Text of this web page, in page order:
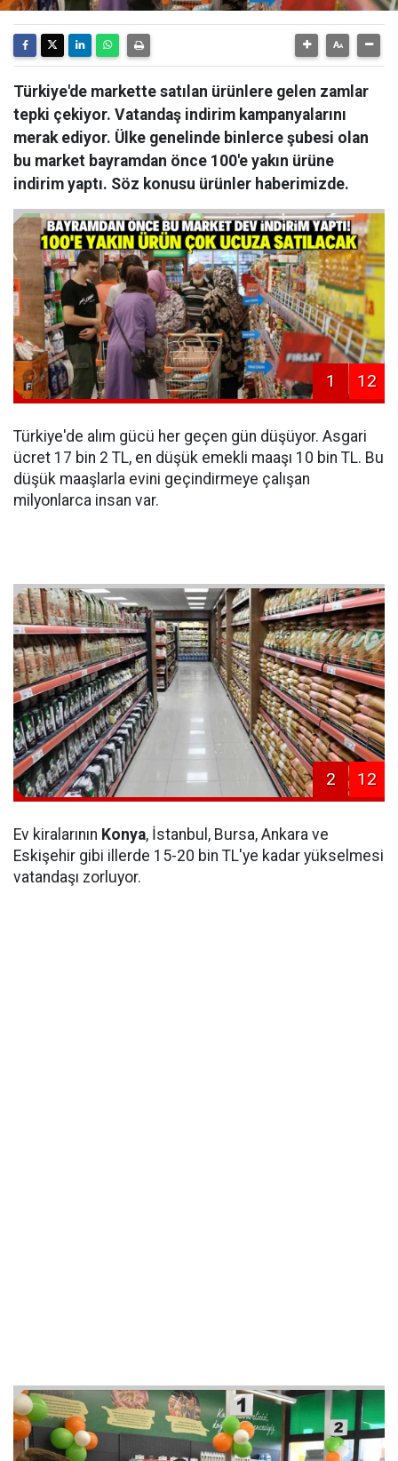
Türkiye'de markette satılan ürünlere gelen zamlar
tepki çekiyor. Vatandaş indirim kampanyalarını
merak ediyor. Ülke genelinde binlerce şubesi olan
bu market bayramdan önce 100'e yakın ürüne
indirim yaptı. Söz konusu ürünler haberimizde.
1 12
Türkiye'de alım gücü her geçen gün düşüyor. Asgari
ücret 17 bin 2 TL, en düşük emekli maaşı 10 bin TL. Bu
düşük maaşlarla evini geçindirmeye çalışan
milyonlarca insan var.
2 12
Ev kiralarının Konya, İstanbul, Bursa, Ankara ve
Eskişehir gibi illerde 15-20 bin TL'ye kadar yükselmesi
vatandaşı zorluyor.